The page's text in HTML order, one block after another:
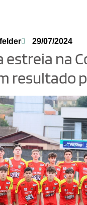
29/07/2024
estreia na
resultado